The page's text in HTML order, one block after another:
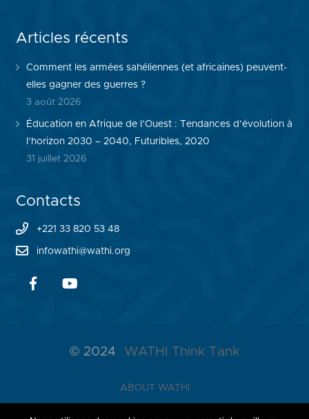
Articles récents
Comment les armées sahéliennes (et africaines) peuvent-
elles gagner des guerres ?
3 août 2026
Éducation en Afrique de l’Ouest : Tendances d’évolution à
l’horizon 2030 – 2040, Futuribles, 2020
31 juillet 2026
Contacts
+221 33 820 53 48
infowathi@wathi.org
© 2024 WATHI Think Tank
ABOUT WATHI
THE LAB